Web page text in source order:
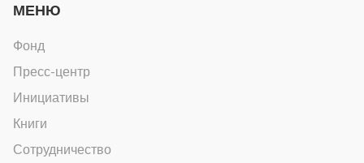
МЕНЮ
Фонд
Пресс-центр
Инициативы
Книги
Сотрудничество